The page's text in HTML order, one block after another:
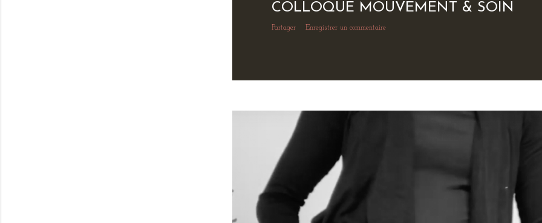
COLLOQUE MOUVEMENT & SOIN
Partager Enregistrer un commentaire